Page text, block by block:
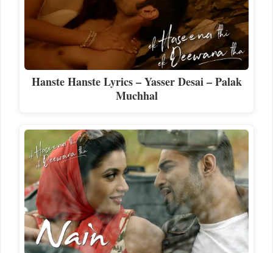
Hanste Hanste Lyrics – Yasser Desai – Palak
Muchhal